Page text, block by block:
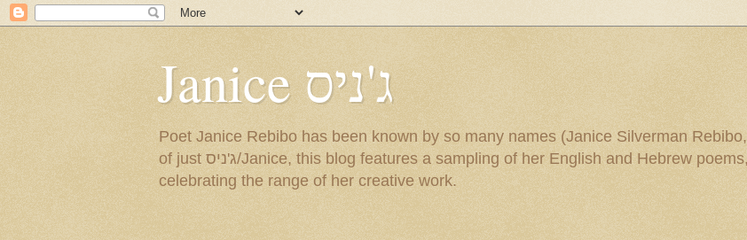
Janice ג'ניס
Poet Janice Rebibo has been known by so many names (Janice Silverman Rebibo, ג'ניס רביבו and others). Under the title
of just ג'ניס/Janice, this blog features a sampling of her English and Hebrew poems, as well as news about events
celebrating the range of her creative work.